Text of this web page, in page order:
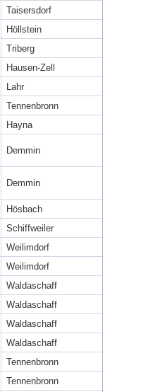
Taisersdorf
Höllstein
Triberg
Hausen-Zell
Lahr
Tennenbronn
Hayna
Demmin
Demmin
Hösbach
Schiffweiler
Weilimdorf
Weilimdorf
Waldaschaff
Waldaschaff
Waldaschaff
Waldaschaff
Tennenbronn
Tennenbronn